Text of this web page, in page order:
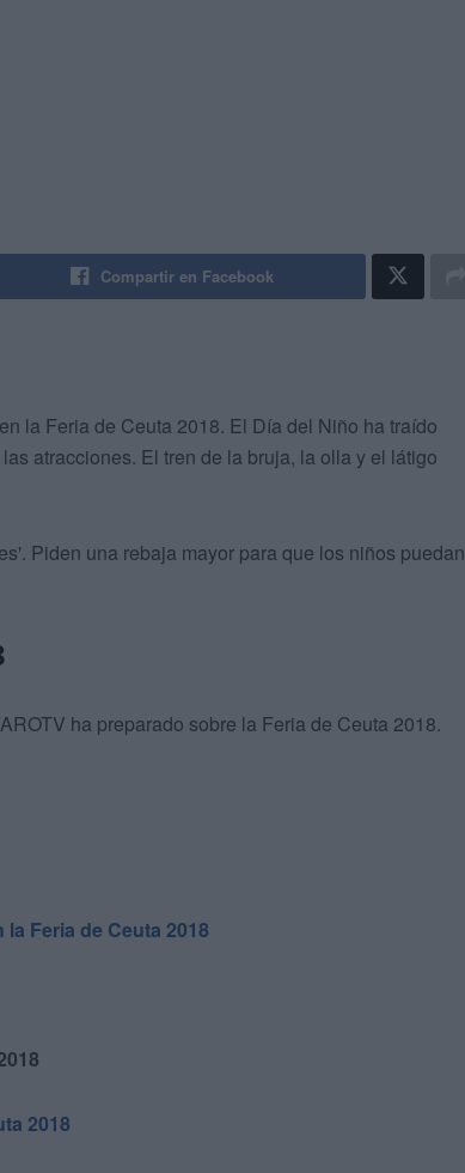
Compartir en Facebook
la Feria de Ceuta 2018. El Día del Niño ha traído
atracciones. El tren de la bruja, la olla y el látigo
Piden una rebaja mayor para que los niños puedan
ha preparado sobre la Feria de Ceuta 2018.
Feria de Ceuta 2018
2018